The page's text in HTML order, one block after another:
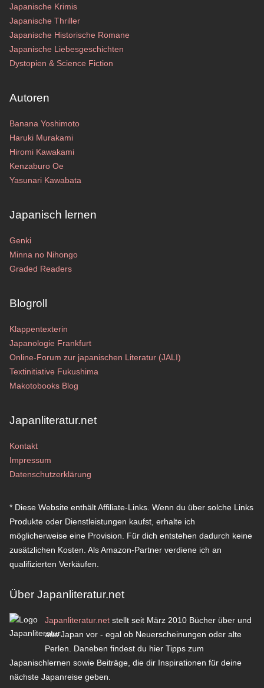
Japanische Krimis
Japanische Thriller
Japanische Historische Romane
Japanische Liebesgeschichten
Dystopien & Science Fiction
Autoren
Banana Yoshimoto
Haruki Murakami
Hiromi Kawakami
Kenzaburo Oe
Yasunari Kawabata
Japanisch lernen
Genki
Minna no Nihongo
Graded Readers
Blogroll
Klappentexterin
Japanologie Frankfurt
Online-Forum zur japanischen Literatur (JALI)
Textinitiative Fukushima
Makotobooks Blog
Japanliteratur.net
Kontakt
Impressum
Datenschutzerklärung
* Diese Website enthält Affiliate-Links. Wenn du über solche Links
Produkte oder Dienstleistungen kaufst, erhalte ich
möglicherweise eine Provision. Für dich entstehen dadurch keine
zusätzlichen Kosten. Als Amazon-Partner verdiene ich an
qualifizierten Verkäufen.
Über Japanliteratur.net
Japanliteratur.net stellt seit März 2010 Bücher über und
aus Japan vor - egal ob Neuerscheinungen oder alte
Perlen. Daneben findest du hier Tipps zum
Japanischlernen sowie Beiträge, die dir Inspirationen für deine
nächste Japanreise geben.